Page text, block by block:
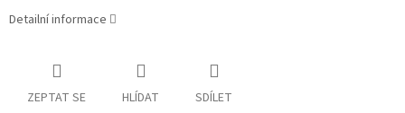
Detailní informace
ZEPTAT SE HLÍDAT SDÍLET